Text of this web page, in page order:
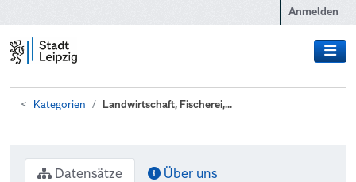
Anmelden
Kategorien Landwirtschaft, Fischerei,...
Datensätze Über uns